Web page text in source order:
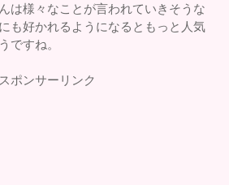
は様々なことが言われていきそうな
も好かれるようになるともっと人気
ですね。
スポンサーリンク